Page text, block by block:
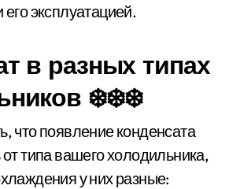
эксплуатацией.
в разных типах
❄️❄️❄️
что появление конденсата
типа вашего холодильника,
у них разные: